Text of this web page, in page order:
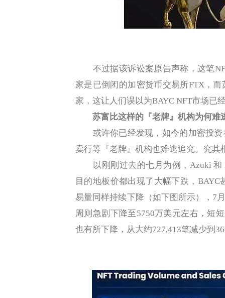
不过据该诉讼案原告声称，这笔
家是已倒闭的加密货币交易所FTX，
家，这让人们误以为BAYC NFT市场已
苏富比这样的『老牌』机构为何难
或许你已经发现，如今的加密投资
卖行等『老牌』机构也难逃追究。究其
以刚刚过去的七月为例，Azuki 和
目的地板价都出现了大幅下跌，BAYC
易量同样持续下降（如下图所示），7
周则急剧下降至5750万美元左右，短
也有所下降，从大约727,413笔减少到